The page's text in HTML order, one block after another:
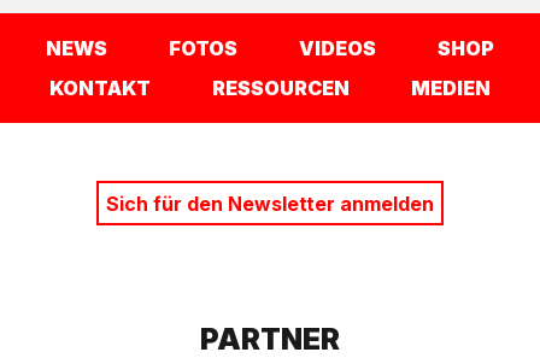
NEWS FOTOS VIDEOS
SHOP
KONTAKT
RESSOURCEN MEDIEN
Sich für den Newsletter anmelden
PARTNER